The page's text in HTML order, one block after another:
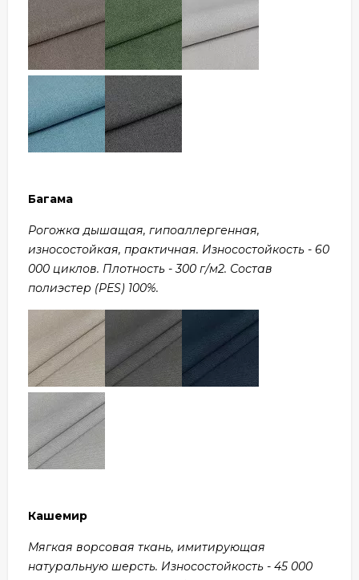
Багама
Рогожка дышащая, гипоаллергенная,
износостойкая, практичная. Износостойкость - 60
000 циклов. Плотность - 300 г/м2. Состав
полиэстер (PES) 100%.
Кашемир
Мягкая ворсовая ткань, имитирующая
натуральную шерсть. Износостойкость - 45 000